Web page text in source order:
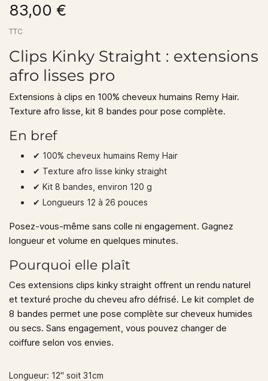
83,00 €
TTC
Clips Kinky Straight : extensions
afro lisses pro
Extensions à clips en 100% cheveux humains Remy Hair.
Texture afro lisse, kit 8 bandes pour pose complète.
En bref
✔︎ 100% cheveux humains Remy Hair
✔︎ Texture afro lisse kinky straight
✔︎ Kit 8 bandes, environ 120 g
✔︎ Longueurs 12 à 26 pouces
Posez-vous-même sans colle ni engagement. Gagnez
longueur et volume en quelques minutes.
Pourquoi elle plaît
Ces extensions clips kinky straight offrent un rendu naturel
et texturé proche du cheveu afro défrisé. Le kit complet de
8 bandes permet une pose complète sur cheveux humides
ou secs. Sans engagement, vous pouvez changer de
coiffure selon vos envies.
Longueur: 12" soit 31cm